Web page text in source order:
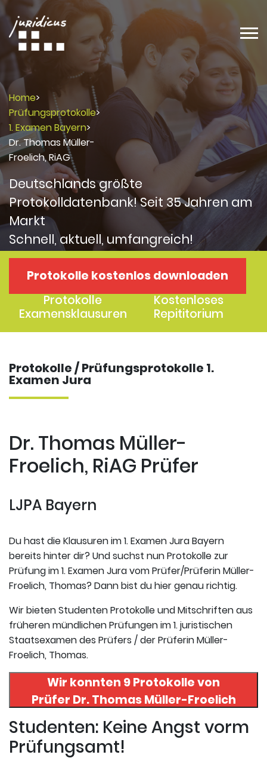
Home>
Prüfungsprotokolle>
1. Examen Bayern>
Dr. Thomas Müller-
Froelich, RiAG
Deutschlands größte
Protokolldatenbank! Seit 35 Jahren am
Markt
Schnell, aktuell, umfangreich!
Protokolle kostenlos downloaden
1. Examen
2. Examen
Protokolle
Examensklausuren
Kostenloses
Repititorium
Protokolle / Prüfungsprotokolle 1.
Examen Jura
Dr. Thomas Müller-
Froelich, RiAG Prüfer
LJPA Bayern
Du hast die Klausuren im 1. Examen Jura Bayern
bereits hinter dir? Und suchst nun Protokolle zur
Prüfung im 1. Examen Jura vom Prüfer/Prüferin Müller-
Froelich, Thomas? Dann bist du hier genau richtig.
Wir bieten Studenten Protokolle und Mitschriften aus
früheren mündlichen Prüfungen im 1. juristischen
Staatsexamen des Prüfers / der Prüferin Müller-
Froelich, Thomas.
Wir konnten 9 Protokolle von
Prüfer Dr. Thomas Müller-Froelich
in uneserer Datenbank finden. Hier
registrieren und die Protokolle
abrufen.
Studenten: Keine Angst vorm
Prüfungsamt!